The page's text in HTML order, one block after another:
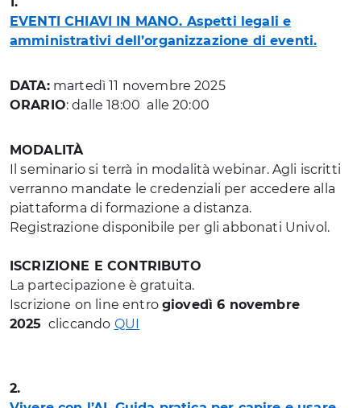
EVENTI CHIAVI IN MANO. Aspetti legali e
amministrativi dell’organizzazione di eventi.
DATA:martedì 11 novembre 2025
ORARIO: dalle 18:00 alle 20:00
MODALITÀ
Il seminario si terrà in modalità webinar. Agli iscritti
verranno mandate le credenziali per accedere alla
piattaforma di formazione a distanza.
Registrazione disponibile per gli abbonati Univol.
ISCRIZIONE E CONTRIBUTO
La partecipazione è gratuita.
Iscrizione on line entro giovedì 6 novembre
2025 cliccando QUI
2.